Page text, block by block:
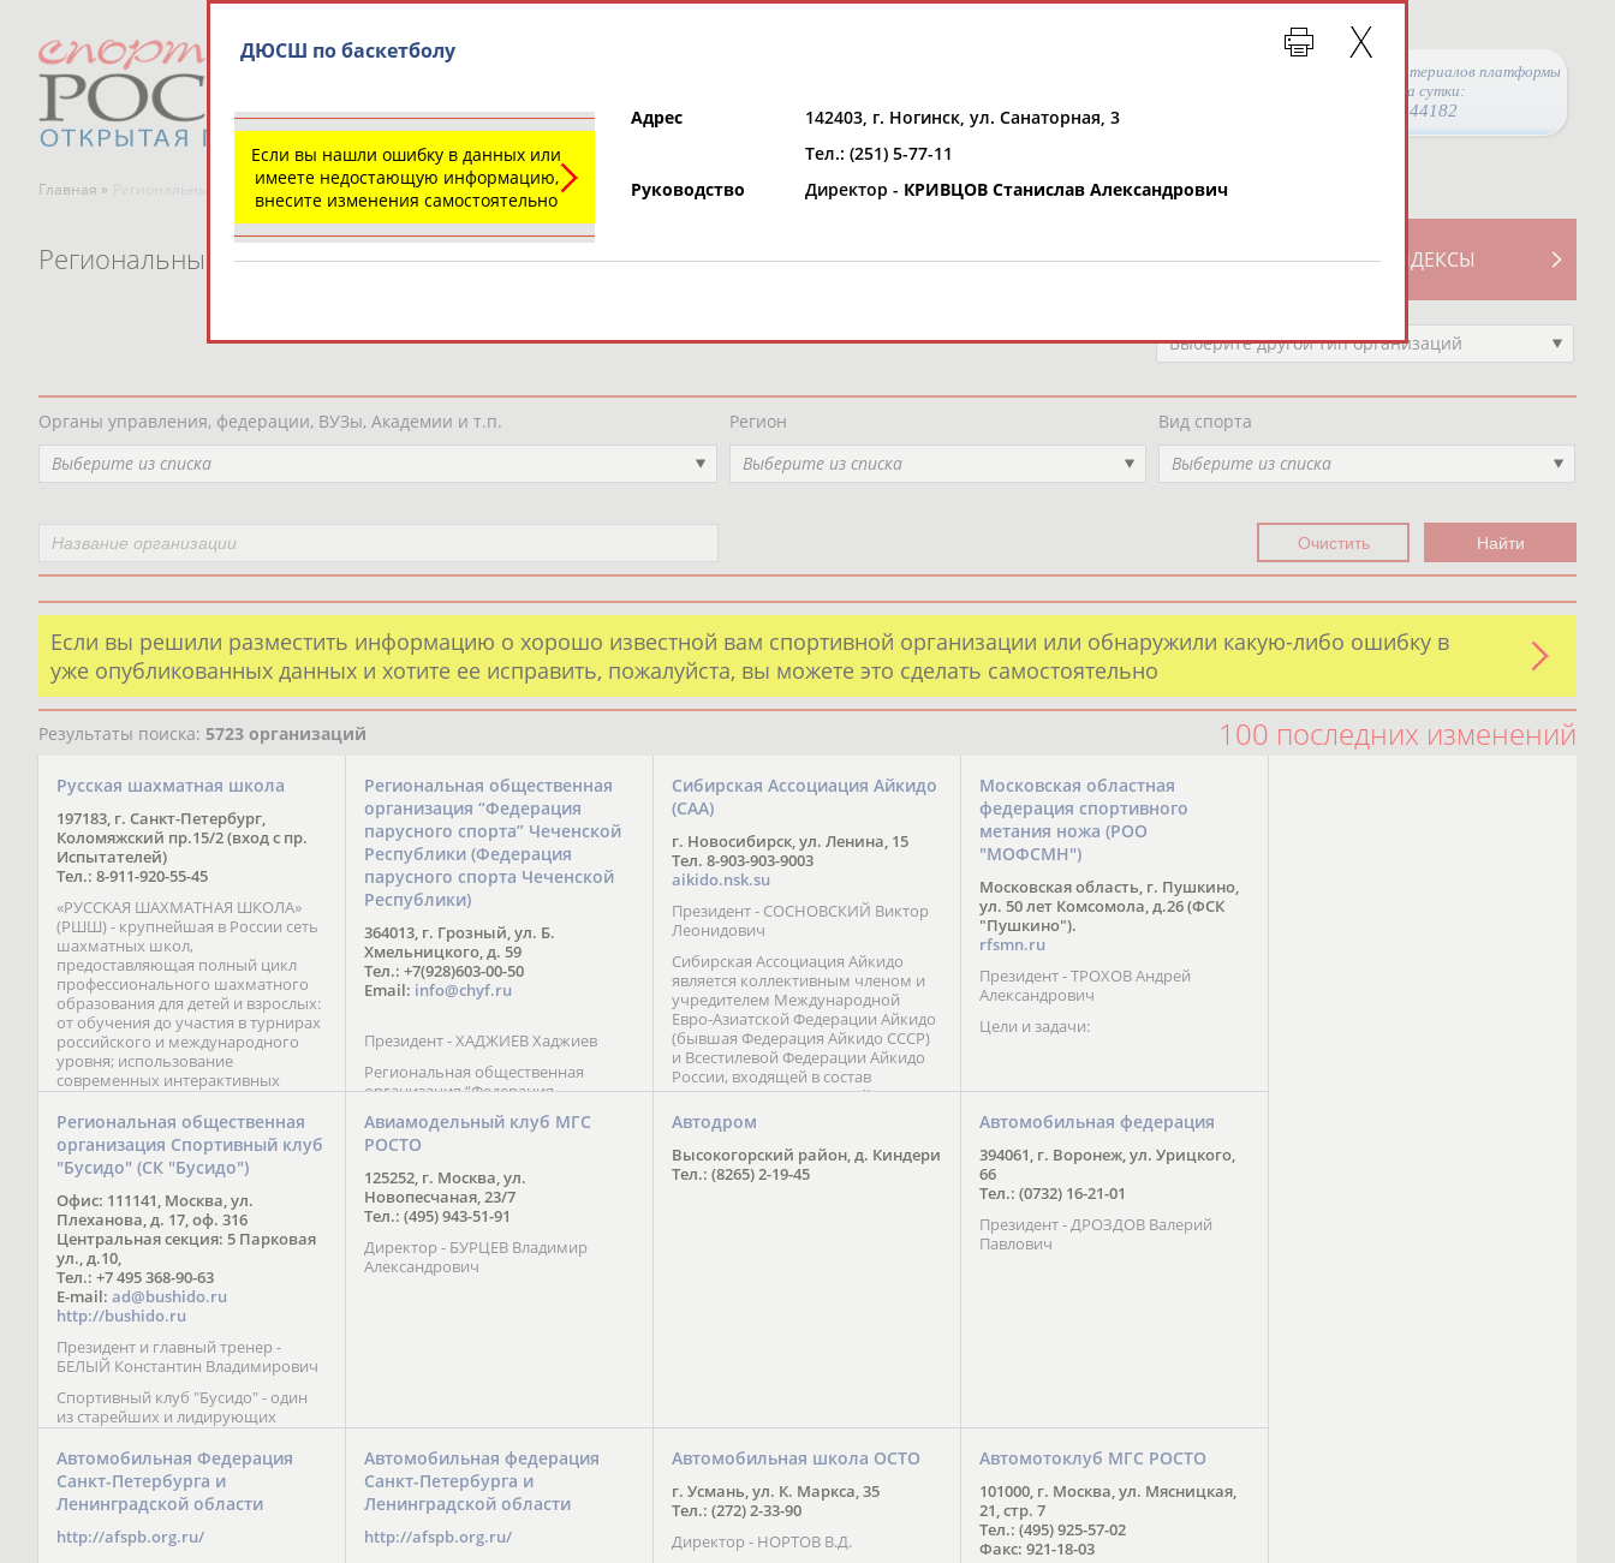
Просмотры материалов платформы
за сутки:
44182
Главная » Региональные спортивные организации
СВОДНЫЕ ИНДЕКСЫ
ТАБЛО АКТИВНОСТИ
РЕСУРСНАЯ ПЛОЩАДКА
Региональные спортивные организации
Выберите другой тип организаций
Органы управления, федерации, ВУЗы, Академии и т.п.
Выберите из списка
Регион
Выберите из списка
Вид спорта
Выберите из списка
Если вы решили разместить информацию о хорошо известной вам спортивной организации или обнаружили какую-либо ошибку в
уже опубликованных данных и хотите ее исправить, пожалуйста, вы можете это сделать самостоятельно
Результаты поиска: 5723 организаций 100 последних изменений
Русская шахматная школа
197183, г. Санкт-Петербург,
Коломяжский пр.15/2 (вход с пр.
Испытателей)
Тел.: 8-911-920-55-45
«РУССКАЯ ШАХМАТНАЯ ШКОЛА»
(РШШ) - крупнейшая в России сеть
шахматных школ,
предоставляющая полный цикл
профессионального шахматного
образования для детей и взрослых:
от обучения до участия в турнирах
российского и международного
уровня; использование
современных интерактивных
методик подачи материала;
обучение на русском и английском
языках; специалисты с опытом
преподавания более 20 лет;
направленность на общее
развитие ребенка: проведение
творческих мастер-классов, уроков
по истории и литературе,
организация регулярных
шахматных сборов на спортивных
базах и в детских лагерях,
проведение встреч с выдающимися
шахматистами; корпоративное
обучение; онлайн обучение в
форме вебинаров и
индивидуальных занятий, круглые
столы российских и
международных тренеров,
трансляция мероприятий и
турниров.
Региональная общественная
организация “Федерация
парусного спорта” Чеченской
Республики (Федерация
парусного спорта Чеченской
Республики)
364013, г. Грозный, ул. Б.
Хмельницкого, д. 59
Тел.: +7(928)603-00-50
Email: info@chyf.ru
Президент - ХАДЖИЕВ Хаджиев
Региональная общественная
организация “Федерация
парусного спорта” Чеченской
Республики начала свою
деятельность в декабре 2016 года.
Миссия федерации состоит в
популяризации парусного спорта,
привлечении и содействии
развитию спорта в этом регионе и
спортсменов на российских и
международных соревнованиях.
Сибирская Ассоциация Айкидо
(САА)
г. Новосибирск, ул. Ленина, 15
Тел. 8-903-903-9003
aikido.nsk.su
Президент - СОСНОВСКИЙ Виктор
Леонидович
Сибирская Ассоциация Айкидо
является коллективным членом и
учредителем Международной
Евро-Азиатской Федерации Айкидо
(бывшая Федерация Айкидо СССР)
и Всестилевой Федерации Айкидо
России, входящей в состав
Национального Совета Айкидо
России, президентом которого
является С. В. Киреенко
Московская областная
федерация спортивного
метания ножа (РОО
"МОФСМН")
Московская область, г. Пушкино,
ул. 50 лет Комсомола, д.26 (ФСК
"Пушкино").
rfsmn.ru
Президент - ТРОХОВ Андрей
Александрович
Цели и задачи:
Региональная общественная
организация Спортивный клуб
"Бусидо" (СК "Бусидо")
Офис: 111141, Москва, ул.
Плеханова, д. 17, оф. 316
Центральная секция: 5 Парковая
ул., д.10,
Тел.: +7 495 368-90-63
E-mail: ad@bushido.ru
http://bushido.ru
Президент и главный тренер -
БЕЛЫЙ Константин Владимирович
Спортивный клуб "Бусидо" - один
из старейших и лидирующих
клубов России, изучающих и
развивающих различные боевые
искусства и, прежде всего, каратэ
Кёкусинкай - первого в мире стиля
контактного каратэ, получившего
огромное развитие во всем
мире. Однако, спектр интересов
Авиамодельный клуб МГС
РОСТО
125252, г. Москва, ул.
Новопесчаная, 23/7
Тел.: (495) 943-51-91
Директор - БУРЦЕВ Владимир
Александрович
Автодром
Высокогорский район, д. Киндери
Тел.: (8265) 2-19-45
Автомобильная федерация
394061, г. Воронеж, ул. Урицкого,
66
Тел.: (0732) 16-21-01
Президент - ДРОЗДОВ Валерий
Павлович
Автомобильная Федерация
Санкт-Петербурга и
Ленинградской области
http://afspb.org.ru/
Автомобильная федерация
Санкт-Петербурга и
Ленинградской области
http://afspb.org.ru/
Автомобильная школа ОСТО
г. Усмань, ул. К. Маркса, 35
Тел.: (272) 2-33-90
Директор - НОРТОВ В.Д.
Автомотоклуб МГС РОСТО
101000, г. Москва, ул. Мясницкая,
21, стр. 7
Тел.: (495) 925-57-02
Факс: 921-18-03
ДЮСШ по баскетболу
Если вы нашли ошибку в данных или
имеете недостающую информацию,
внесите изменения самостоятельно
Адрес
142403, г. Ногинск, ул. Санаторная, 3
Тел.: (251) 5-77-11
Руководство
Директор - КРИВЦОВ Станислав Александрович